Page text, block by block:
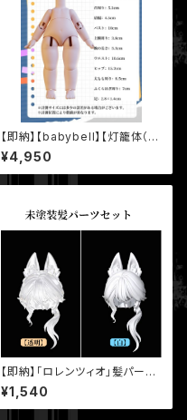
【即納】【babybell】【灯籠体（小
6）・「ショートネックver.」】16.0
cm 1/6 BJD 球体関節人形 ボ
ディ
¥4,950
【即納】「ロレンツィオ」髪パーツ
セット 【シチリアの追憶】シリー
ズ MJD ブラインドドール 【悸動
瞬息】
¥1,540